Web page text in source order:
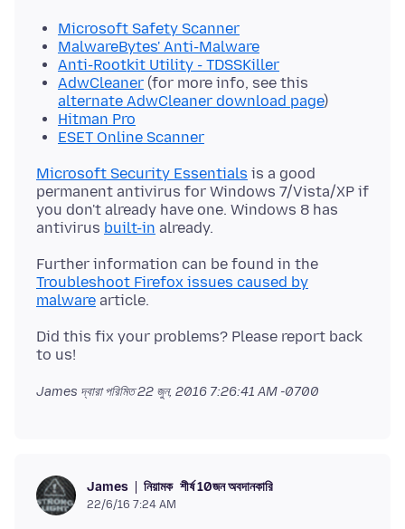
Microsoft Safety Scanner
MalwareBytes' Anti-Malware
Anti-Rootkit Utility - TDSSKiller
AdwCleaner (for more info, see this
alternate AdwCleaner download page)
Hitman Pro
ESET Online Scanner
Microsoft Security Essentials is a good
permanent antivirus for Windows 7/Vista/XP if
you don't already have one. Windows 8 has
antivirus built-in
Further information can be found in the
Troubleshoot Firefox issues caused by
malware
Did this fix your problems? Please report back
James দ্বারা পরিমিত22 জুন, 2016 7:26:41 AM -0700
James নিয়ামক শীর্ষ 10জন অবদানকারি
22/6/16 7:24 AM